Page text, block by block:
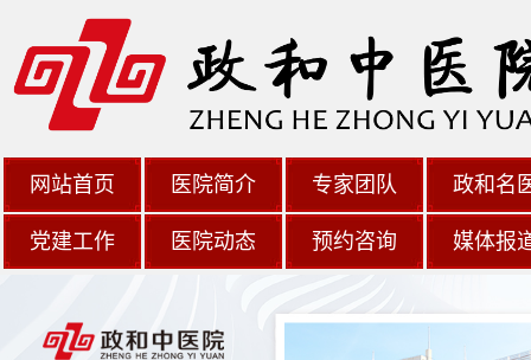
网站首页 医院简介 专家团队 政和名
党建工作 医院动态 预约咨询 媒体报